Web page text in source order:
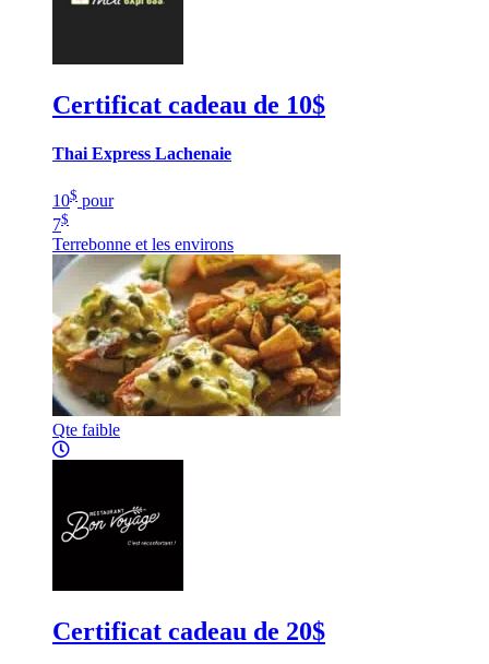
Certificat cadeau de 10$
Thai Express Lachenaie
10$ pour
7$
Terrebonne et les environs
Qte faible
Certificat cadeau de 20$